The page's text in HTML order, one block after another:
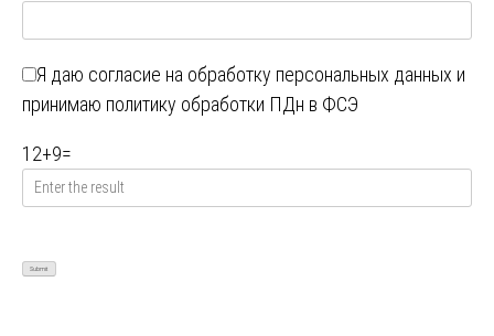
Я даю согласие на обработку персональных данных и
принимаю политику обработки ПДн в ФСЭ
12+9=